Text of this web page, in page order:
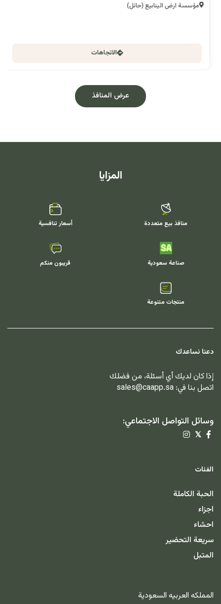
مؤسسة ارض الينابيع (حائل)
الاتجاهات
عرض المنافذ
المزايا
منافذ بيع متعددة أسعار تنافسية
صناعة سعودية قريبون منكم
منتجات متنوعة
دعنا نساعدك
إذا كان لديك أي أسئلة، من فضلك
اتصل بنا في: sales@caapp.sa
وسائل التواصل الاجتماعي:
𝕏
الفئات
الحبة الكاملة
اجزاء
احشاء
سريعة التحضير
المتبل
المملكه العربيه السعودية